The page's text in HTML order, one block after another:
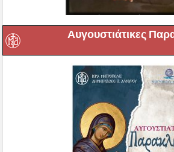
Αυγουστιάτικες